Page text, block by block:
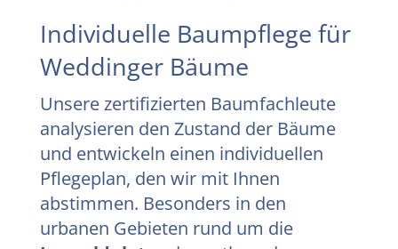
Individuelle Baumpflege für
Weddinger Bäume
Unsere zertifizierten Baumfachleute
analysieren den Zustand der Bäume
und entwickeln einen individuellen
Pflegeplan, den wir mit Ihnen
abstimmen. Besonders in den
urbanen Gebieten rund um die